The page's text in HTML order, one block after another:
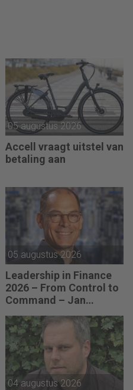
05 augustus 2026
Accell vraagt uitstel van
betaling aan
05 augustus 2026
Leadership in Finance
2026 – From Control to
Command – Jan
Hendrik van Gilst (CFO
van The Protein
Brewery): “Je moet
vaak met relatief weinig
data toch knopen
doorhakken.”
04 augustus 2026